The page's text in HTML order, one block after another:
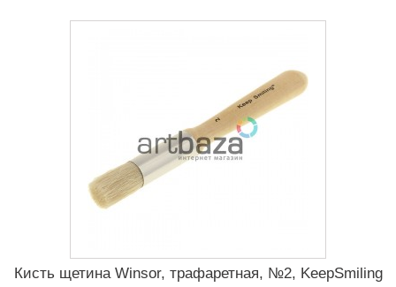
Кисть щетина Winsor, трафаретная, №2, KeepSmiling